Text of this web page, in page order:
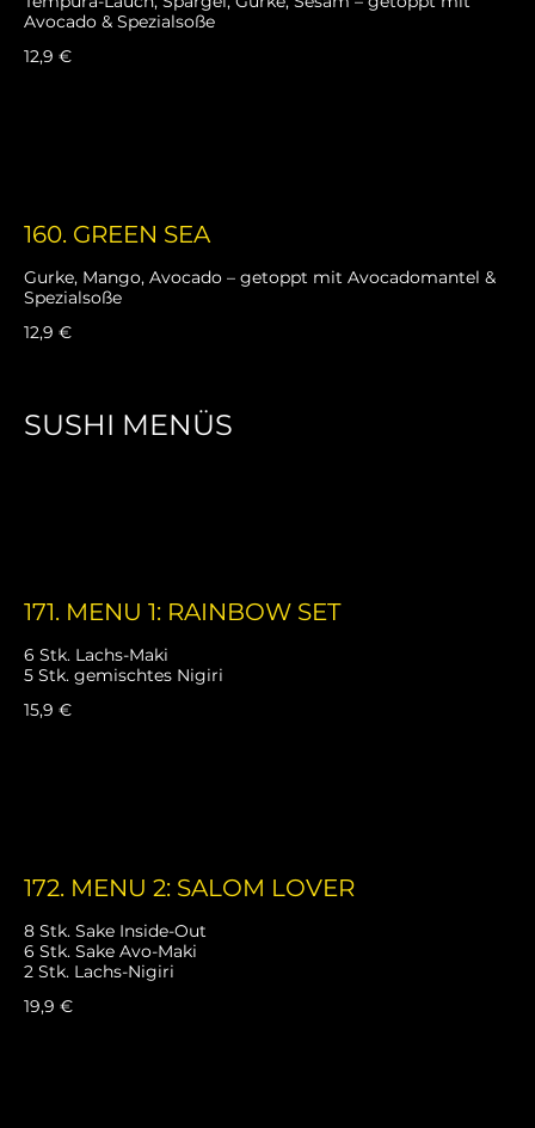
Avocado & Spezialsoße
12,9 €
160. GREEN SEA
Gurke, Mango, Avocado – getoppt mit Avocadomantel &
Spezialsoße
12,9 €
SUSHI MENÜS
171. MENU 1: RAINBOW SET
6 Stk. Lachs-Maki
5 Stk. gemischtes Nigiri
15,9 €
172. MENU 2: SALOM LOVER
8 Stk. Sake Inside-Out
6 Stk. Sake Avo-Maki
2 Stk. Lachs-Nigiri
19,9 €